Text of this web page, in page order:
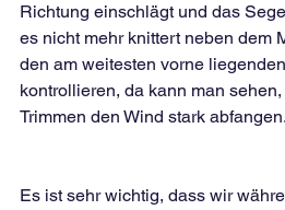
Richtung einschlägt und das
es nicht mehr knittert neben dem
den am weitesten vorne
kontrollieren, da kann man
Trimmen den Wind stark abfangen.
Es ist sehr wichtig, dass wir